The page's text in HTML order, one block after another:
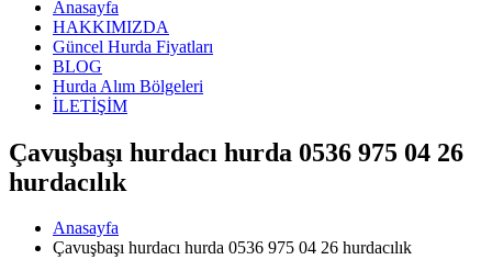
Anasayfa
HAKKIMIZDA
Güncel Hurda Fiyatları
BLOG
Hurda Alım Bölgeleri
İLETİŞİM
Çavuşbaşı hurdacı hurda 0536 975 04 26
hurdacılık
Anasayfa
Çavuşbaşı hurdacı hurda 0536 975 04 26 hurdacılık